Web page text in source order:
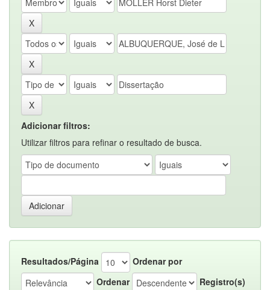
Adicionar filtros:
Utilizar filtros para refinar o resultado de busca.
Resultados/Página
Ordenar por
Ordenar
Registro(s)